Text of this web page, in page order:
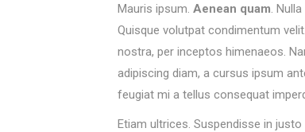
Mauris ipsum. Aenean quam.
Quisque volutpat condimentum
nostra, per inceptos himenaeos.
adipiscing diam, a cursus ipsum
feugiat mi a tellus consequat
Etiam ultrices. Suspendisse in